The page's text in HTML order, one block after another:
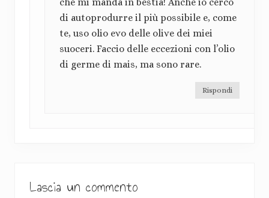
di autoprodurre il più possibile e, come
te, uso olio evo delle olive dei miei
suoceri. Faccio delle eccezioni con l’olio
di germe di mais, ma sono rare.
Rispondi
Lascia un commento